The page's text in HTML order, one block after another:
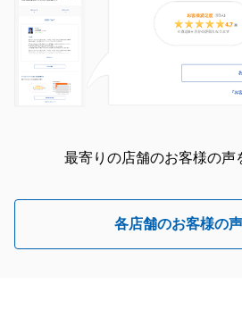
最寄りの店舗のお客様の声
各店舗のお客様の